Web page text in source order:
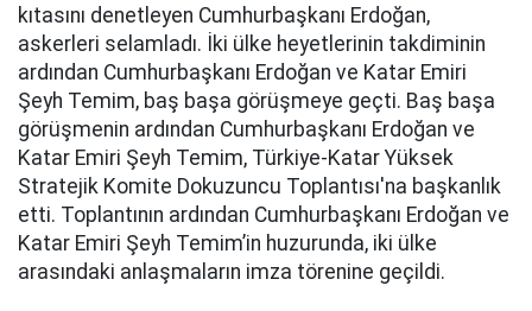
kıtasını denetleyen Cumhurbaşkanı Erdoğan,
askerleri selamladı. İki ülke heyetlerinin takdiminin
ardından Cumhurbaşkanı Erdoğan ve Katar Emiri
Şeyh Temim, baş başa görüşmeye geçti. Baş başa
görüşmenin ardından Cumhurbaşkanı Erdoğan ve
Katar Emiri Şeyh Temim, Türkiye-Katar Yüksek
Stratejik Komite Dokuzuncu Toplantısı'na başkanlık
etti. Toplantının ardından Cumhurbaşkanı Erdoğan ve
Katar Emiri Şeyh Temim’in huzurunda, iki ülke
arasındaki anlaşmaların imza törenine geçildi.